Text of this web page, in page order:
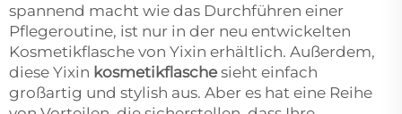
spannend macht wie das Durchführen einer
Pflegeroutine, ist nur in der neu entwickelten
Kosmetikflasche von Yixin erhältlich. Außerdem,
diese Yixin kosmetikflasche sieht einfach
großartig und stylish aus. Aber es hat eine Reihe